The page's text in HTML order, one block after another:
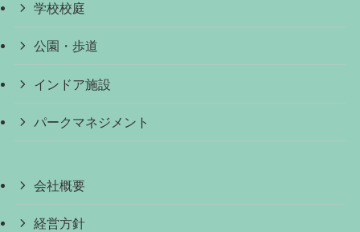
学校校庭
公園・歩道
インドア施設
パークマネジメント
会社概要
経営方針